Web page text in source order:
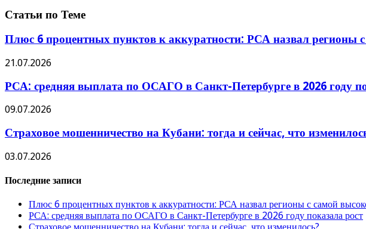
Статьи по Теме
Плюс 6 процентных пунктов к аккуратности: РСА назвал регионы
21.07.2026
РСА: средняя выплата по ОСАГО в Санкт-Петербурге в 2026 году
09.07.2026
Страховое мошенничество на Кубани: тогда и сейчас, что
03.07.2026
Последние записи
Плюс 6 процентных пунктов к аккуратности: РСА назвал регионы с самой
РСА: средняя выплата по ОСАГО в Санкт-Петербурге в 2026 году показала рост